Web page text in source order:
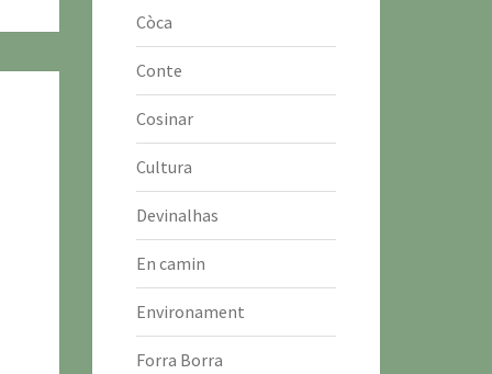
Còca
Conte
Cosinar
Cultura
Devinalhas
En camin
Environament
Forra Borra